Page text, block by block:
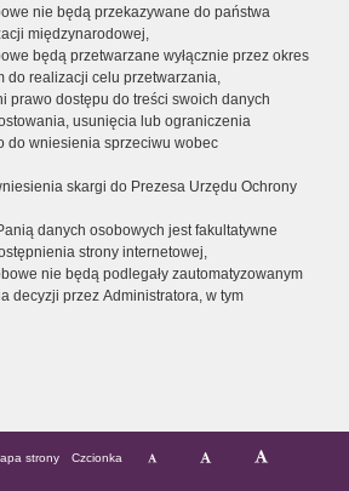
nie będą przekazywane do państwa
międzynarodowej,
będą przetwarzane wyłącznie przez okres
do realizacji celu przetwarzania,
prawo dostępu do treści swoich danych
usunięcia lub ograniczenia
do wniesienia sprzeciwu wobec
skargi do Prezesa Urzędu Ochrony
danych osobowych jest fakultatywne
strony internetowej,
nie będą podlegały zautomatyzowanym
decyzji przez Administratora, w tym
strony Czcionka